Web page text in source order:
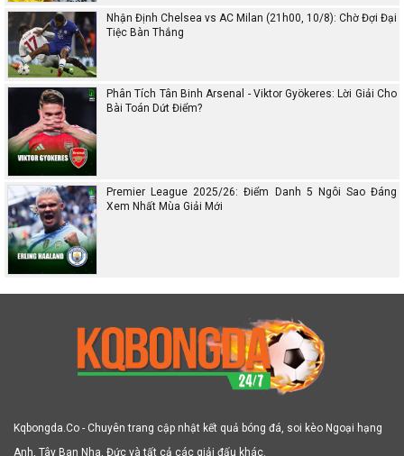
Nhận Định Chelsea vs AC Milan (21h00, 10/8): Chờ Đợi Đại
Tiệc Bàn Thắng
Phân Tích Tân Binh Arsenal - Viktor Gyökeres: Lời Giải Cho
Bài Toán Dứt Điểm?
Premier League 2025/26: Điểm Danh 5 Ngôi Sao Đáng
Xem Nhất Mùa Giải Mới
Kqbongda.Co - Chuyên trang cập nhật kết quả bóng đá, soi kèo Ngoại hạng
Anh, Tây Ban Nha, Đức và tất cả các giải đấu khác.